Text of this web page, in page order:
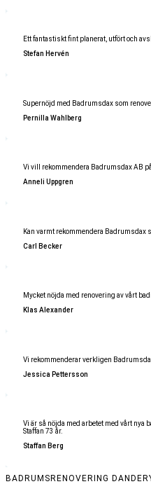
Ett fantastiskt fint planerat, utfört och
Stefan Hervén
Supernöjd med Badrumsdax som
Pernilla Wahlberg
Vi vill rekommendera Badrumsdax AB
Anneli Uppgren
Kan varmt rekommendera Badrumsdax
Carl Becker
Mycket nöjda med renovering av vårt
Klas Alexander
Vi rekommenderar verkligen
Jessica Pettersson
Vi är så nöjda med arbetet med vårt nya
Staffan 73 år.
Staffan Berg
BADRUMSRENOVERING